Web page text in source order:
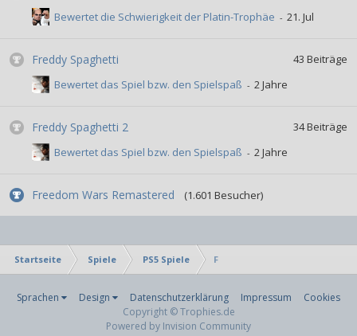
Bewertet die Schwierigkeit der Platin-Trophäe
Freddy Spaghetti 43 Beiträge
Bewertet das Spiel bzw. den Spielspaß
Freddy Spaghetti 2 34Beiträge
Bewertet das Spiel bzw. den Spielspaß
Freedom Wars Remastered (1.601 Besucher)
Startseite Spiele PS5 Spiele F
Sprachen Design Datenschutzerklärung Impressum
Cookies
Copyright © Trophies.de
Powered by Invision Community